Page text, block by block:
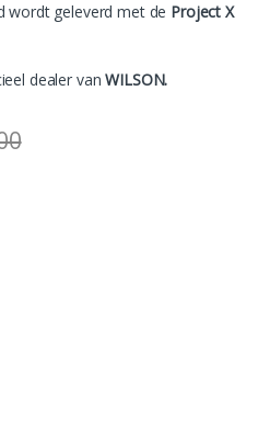
wordt geleverd met de Project X
dealer vanWILSON.